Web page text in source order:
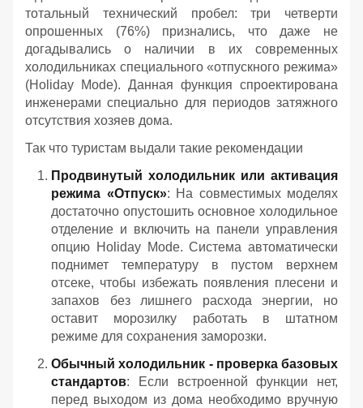
тотальный технический пробел: три четверти
опрошенных (76%) признались, что даже не
догадывались о наличии в их современных
холодильниках специального «отпускного режима»
(Holiday Mode). Данная функция спроектирована
инженерами специально для периодов затяжного
отсутствия хозяев дома.
Так что туристам выдали такие рекомендации
Продвинутый холодильник или активация
режима «Отпуск»: На совместимых моделях
достаточно опустошить основное холодильное
отделение и включить на панели управления
опцию Holiday Mode. Система автоматически
поднимет температуру в пустом верхнем
отсеке, чтобы избежать появления плесени и
запахов без лишнего расхода энергии, но
оставит морозилку работать в штатном
режиме для сохранения заморозки.
Обычный холодильник - проверка базовых
стандартов: Если встроенной функции нет,
перед выходом из дома необходимо вручную